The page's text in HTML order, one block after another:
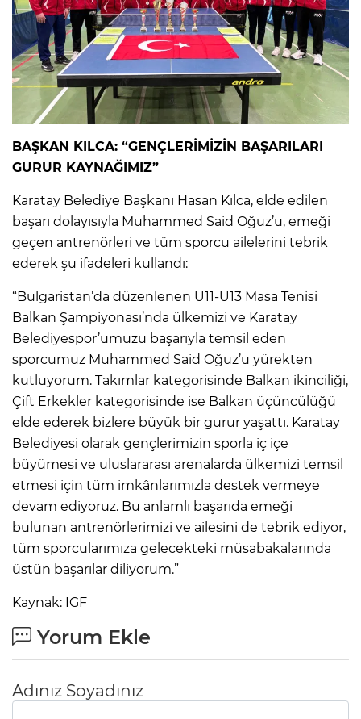
BAŞKAN KILCA: “GENÇLERİMİZİN BAŞARILARI
GURUR KAYNAĞIMIZ”
Karatay Belediye Başkanı Hasan Kılca, elde edilen
başarı dolayısıyla Muhammed Said Oğuz’u, emeği
geçen antrenörleri ve tüm sporcu ailelerini tebrik
ederek şu ifadeleri kullandı:
“Bulgaristan’da düzenlenen U11-U13 Masa Tenisi
Balkan Şampiyonası’nda ülkemizi ve Karatay
Belediyespor’umuzu başarıyla temsil eden
sporcumuz Muhammed Said Oğuz’u yürekten
kutluyorum. Takımlar kategorisinde Balkan ikinciliği,
Çift Erkekler kategorisinde ise Balkan üçüncülüğü
elde ederek bizlere büyük bir gurur yaşattı. Karatay
Belediyesi olarak gençlerimizin sporla iç içe
büyümesi ve uluslararası arenalarda ülkemizi temsil
etmesi için tüm imkânlarımızla destek vermeye
devam ediyoruz. Bu anlamlı başarıda emeği
bulunan antrenörlerimizi ve ailesini de tebrik ediyor,
tüm sporcularımıza gelecekteki müsabakalarında
üstün başarılar diliyorum.”
Kaynak: IGF
Yorum Ekle
Adınız Soyadınız